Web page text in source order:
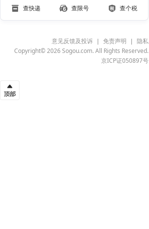
查快递
查限号 查个税
意见反馈及投诉 免责声明
隐私
Copyright© 2026 Sogou.com. All Rights Reserved.
京ICP证050897号